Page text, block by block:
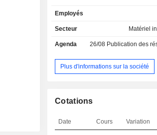
l'intelligence artificielle et l'Internet
(AIoT), ainsi que les activités
smartphones, des tablettes et des
centres de données propose
informatiques grand public et
domestiques connectés. Les
automobile, de la robotique, des
Employés
Secteur Matériel
Agenda 26/08 Publication des résultats
Plus d'informations sur la société
Cotations
Date Cours Variation